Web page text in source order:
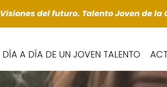
Visiones del futuro. Talento Joven de la
DÍA A DÍA DE UN JOVEN TALENTO